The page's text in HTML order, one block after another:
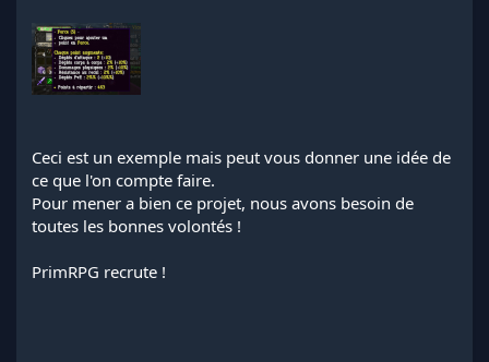
Ceci est un exemple mais peut vous donner une idée de
ce que l'on compte faire.
Pour mener a bien ce projet, nous avons besoin de
toutes les bonnes volontés !
PrimRPG recrute !